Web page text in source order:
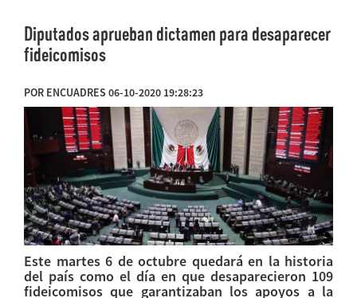
Diputados aprueban dictamen para desaparecer
fideicomisos
POR ENCUADRES 06-10-2020 19:28:23
Este martes 6 de octubre quedará en la historia
del país como el día en que desaparecieron 109
fideicomisos que garantizaban los apoyos a la